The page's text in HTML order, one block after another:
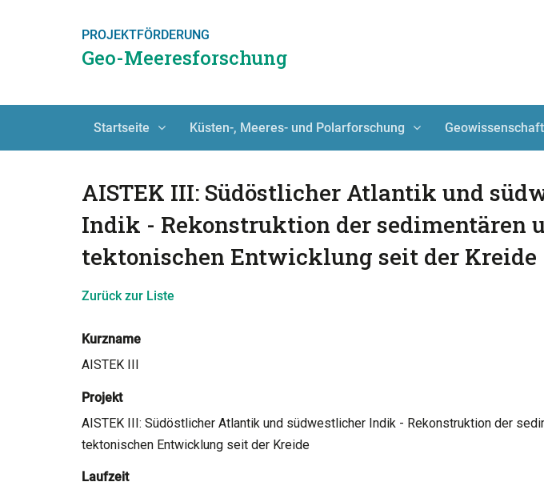
PROJEKTFÖRDERUNG
Geo-Meeresforschung
Startseite Küsten-, Meeres- und Polarforschung
AISTEK III: Südöstlicher Atlantik und
Indik - Rekonstruktion der sedimentären
tektonischen Entwicklung seit der Kreide
Zurück zur Liste
Kurzname
AISTEK III
Projekt
AISTEK III: Südöstlicher Atlantik und südwestlicher Indik - Rekonstruktion der
tektonischen Entwicklung seit der Kreide
Laufzeit